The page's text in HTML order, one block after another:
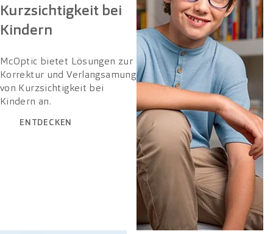
Kurzsichtigkeit bei
Kindern
McOptic bietet Lösungen zur
Korrektur und Verlangsamung
von Kurzsichtigkeit bei
Kindern an.
ENTDECKEN